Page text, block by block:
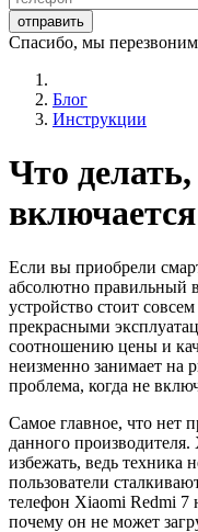
Спасибо, мы
Блог
Инструкции
Что
Если вы приобрели
абсолютно правильный
устройство стоит
прекрасными
соотношению цены и
неизменно занимает на
проблема, когда не
Самое главное, что нет
данного
избежать, ведь техника
пользователи
телефон Xiaomi Redmi 7
почему он не может